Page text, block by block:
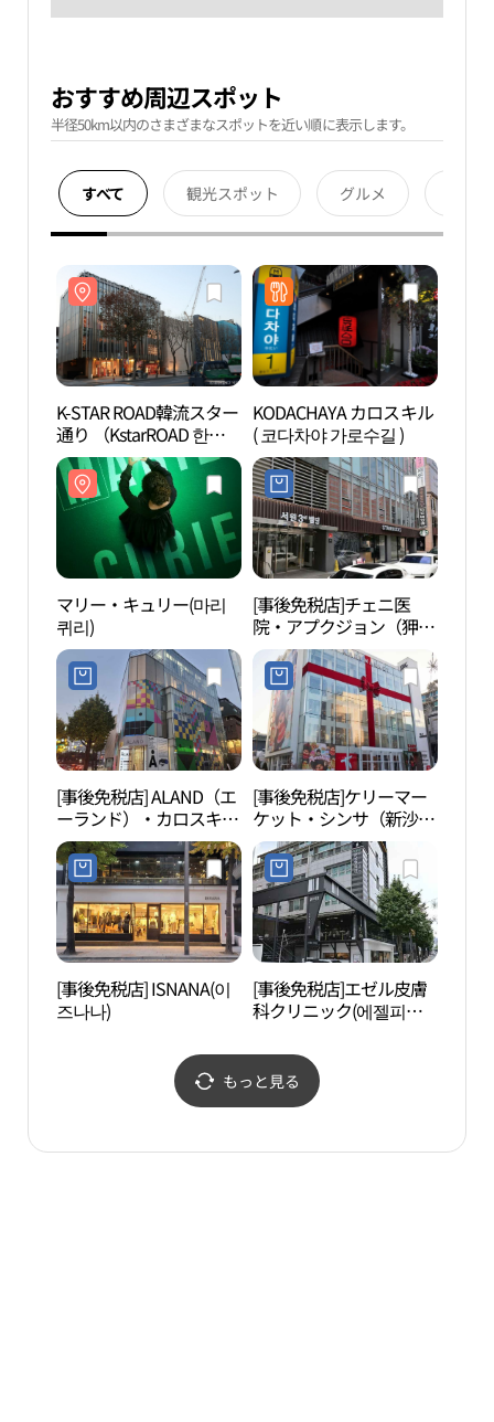
おすすめ周辺スポット
半径50km以内のさまざまなスポットを近い順に表示します。
すべて 観光スポット グルメ
K-STAR ROAD韓流スター
通り （KstarROAD 한류
스타거리）
KODACHAYA カロスキル
( 코다차야 가로수길 )
マリー・キュリー(마리
퀴리)
[事後免税店]チェニ医
院・アプクジョン（狎鴎
亭）駅店(제니의원 압구
정역점)
[事後免税店] ALAND（エ
ーランド）・カロスキル
店(에이랜드 가로수길점)
[事後免税店]ケリーマー
ケット・シンサ（新沙）
(캐리마켓 신사)
[事後免税店] ISNANA(이
즈나나)
[事後免税店]エゼル皮膚
科クリニック(에젤피부
もっと見る